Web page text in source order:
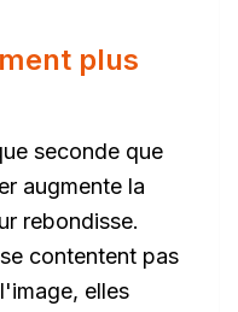
plus
seconde que
augmente la
rebondisse.
contentent pas
elles